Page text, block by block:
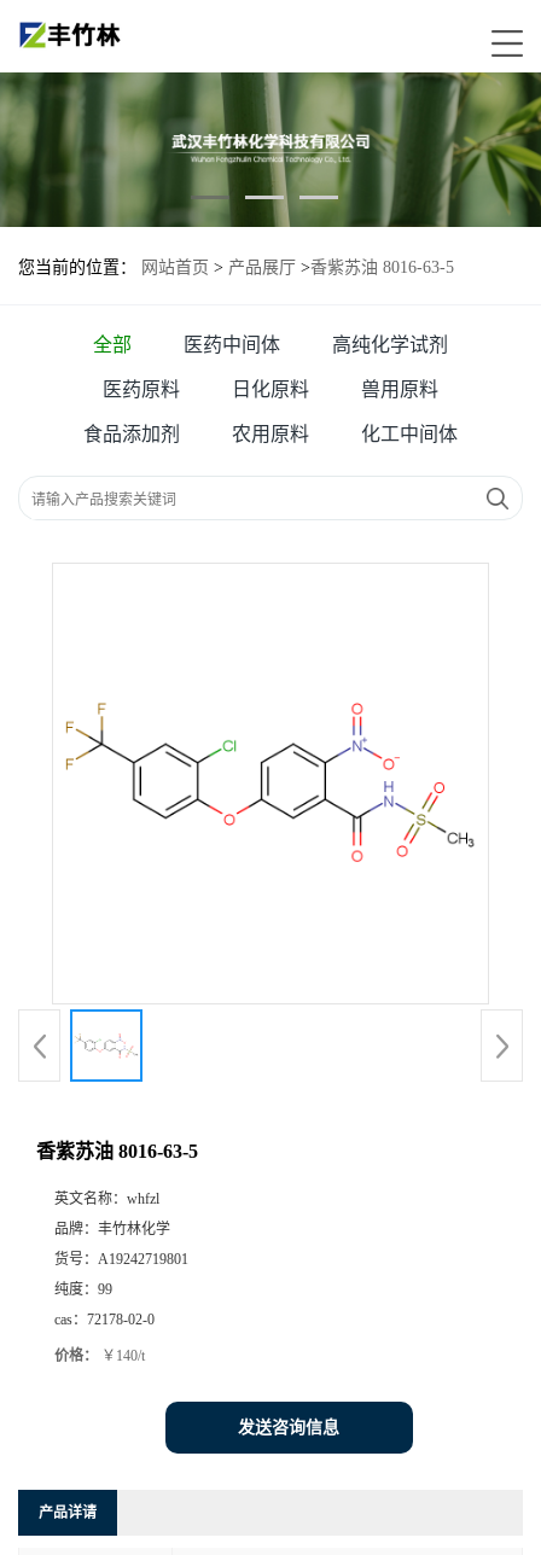
您当前的位置： 网站首页 > 产品展厅 >香紫苏油 8016-63-5
全部 医药中间体 高纯化学试剂
医药原料 日化原料 兽用原料
食品添加剂 农用原料 化工中间体
香紫苏油 8016-63-5
英文名称： whfzl
品牌： 丰竹林化学
货号： A19242719801
纯度： 99
cas： 72178-02-0
价格： ￥140/t
发送咨询信息
产品详请